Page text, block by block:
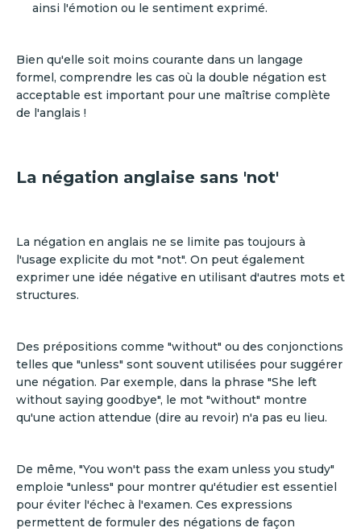
ainsi l'émotion ou le sentiment exprimé.
Bien qu'elle soit moins courante dans un langage
formel, comprendre les cas où la double négation est
acceptable est important pour une maîtrise complète
de l'anglais !
La négation anglaise sans 'not'
La négation en anglais ne se limite pas toujours à
l'usage explicite du mot "not". On peut également
exprimer une idée négative en utilisant d'autres mots et
structures.
Des prépositions comme "without" ou des conjonctions
telles que "unless" sont souvent utilisées pour suggérer
une négation. Par exemple, dans la phrase "She left
without saying goodbye", le mot "without" montre
qu'une action attendue (dire au revoir) n'a pas eu lieu.
De même, "You won't pass the exam unless you study"
emploie "unless" pour montrer qu'étudier est essentiel
pour éviter l'échec à l'examen. Ces expressions
permettent de formuler des négations de façon